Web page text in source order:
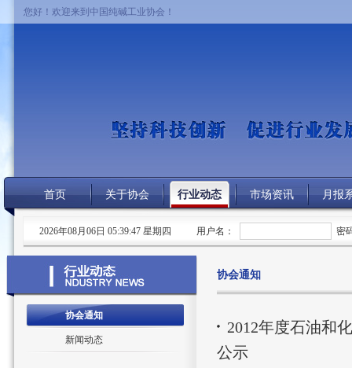
您好！欢迎来到中国纯碱工业协会！
首页 关于协会 行业动态 市场资讯 月报
2026年08月06日 05:39:47 星期四 用户名： 密
协会通知
新闻动态
协会通知
2012年度石油和
公示